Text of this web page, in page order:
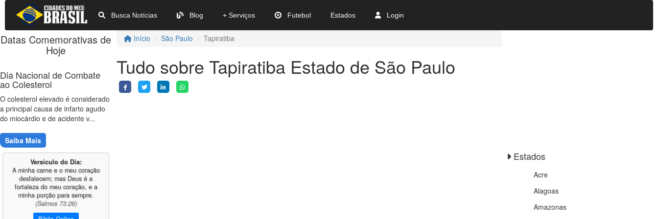
Busca Notícias Blog + Serviços Futebol Estados Login
Início São Paulo Tapiratiba
Tudo sobre Tapiratiba Estado de São Paulo
Datas Comemorativas de
Hoje
Dia Nacional de Combate
ao Colesterol
O colesterol elevado é considerado
a principal causa de infarto agudo
do miocárdio e de acidente v...
Saiba Mais
Versículo do Dia:
A minha carne e o meu coração
desfalecem; mas Deus é a
fortaleza do meu coração, e a
minha porção para sempre.
(Salmos 73:26)
Estados
Acre
Alagoas
Amazonas